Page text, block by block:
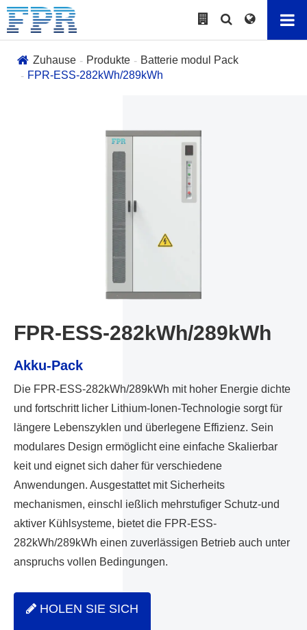
Zuhause Produkte
Batterie modul Pack
FPR-ESS-282kWh/289kWh
FPR-ESS-282kWh/289kWh
Akku-Pack
Die FPR-ESS-282kWh/289kWh mit hoher Energie dichte
und fortschritt licher Lithium-Ionen-Technologie sorgt für
längere Lebenszyklen und überlegene Effizienz. Sein
modulares Design ermöglicht eine einfache Skalierbar
keit und eignet sich daher für verschiedene
Anwendungen. Ausgestattet mit Sicherheits
mechanismen, einschl ießlich mehrstufiger Schutz-und
aktiver Kühlsysteme, bietet die FPR-ESS-
282kWh/289kWh einen zuverlässigen Betrieb auch unter
anspruchs vollen Bedingungen.
HOLEN SIE SICH